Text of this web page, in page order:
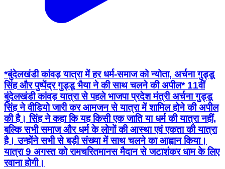
*बुंदेलखंडी कांवड़ यात्रा में हर धर्म-समाज को न्योता, अर्चना गुड्डू
सिंह और पुष्पेंद्र गुड्डू भैया ने की साथ चलने की अपील* 11वीं
बुंदेलखंडी कांवड़ यात्रा से पहले भाजपा प्रदेश मंत्री अर्चना गुड्डू
सिंह ने वीडियो जारी कर आमजन से यात्रा में शामिल होने की अपील
की है। सिंह ने कहा कि यह किसी एक जाति या धर्म की यात्रा नहीं,
बल्कि सभी समाज और धर्म के लोगों की आस्था एवं एकता की यात्रा
है। उन्होंने सभी से बड़ी संख्या में साथ चलने का आह्वान किया।
यात्रा 9 अगस्त को रामचरितमानस मैदान से जटाशंकर धाम के लिए
रवाना होगी।